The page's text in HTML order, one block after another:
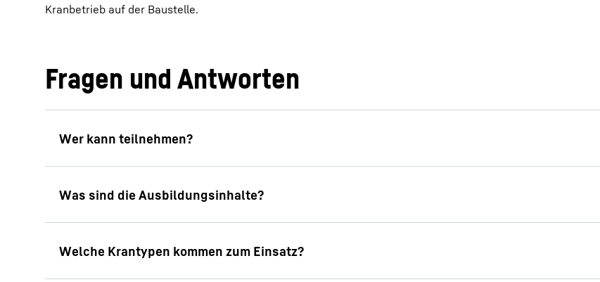
Kranbetrieb auf der Baustelle.
Fragen und Antworten
Turmdrehkranführer:innen eingesetzt werden sollen.
Voraussetzung
Mindestalter 18 Jahre
das sichere Arbeiten und vorschriftsmäßige Bedienen von Turmdrehkranen erforderlich sind.
Theorie